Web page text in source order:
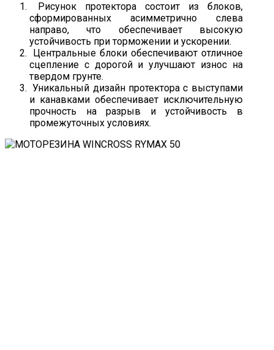
Рисунок протектора состоит из блоков,
сформированных асимметрично слева
направо, что обеспечивает высокую
устойчивость при торможении и ускорении.
Центральные блоки обеспечивают отличное
сцепление с дорогой и улучшают износ на
твердом грунте.
Уникальный дизайн протектора с выступами
и канавками обеспечивает исключительную
прочность на разрыв и устойчивость в
промежуточных условиях.